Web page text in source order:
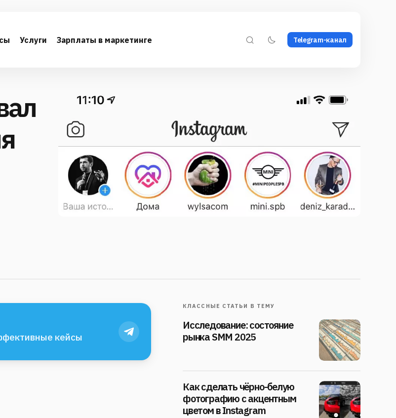
Услуги Зарплаты в маркетинге Telegram-канал
кейсы
КЛАССНЫЕ СТАТЬИ В ТЕМУ
Исследование: состояние
рынка SMM 2025
Как сделать чёрно-белую
фотографию с акцентным
цветом в Instagram